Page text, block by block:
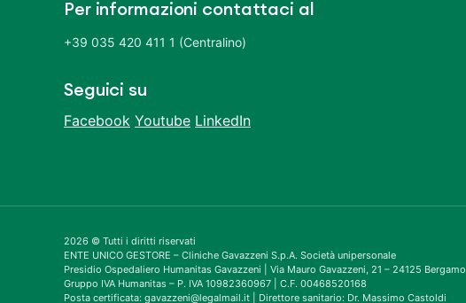
Per informazioni contattaci al
+39 035 420 411 1 (Centralino)
Seguici su
Facebook Youtube LinkedIn
2026 © Tutti i diritti riservati
ENTE UNICO GESTORE – Cliniche Gavazzeni S.p.A. Società unipersonale
Presidio Ospedaliero Humanitas Gavazzeni | Via Mauro Gavazzeni, 21 – 24125 Bergamo
Gruppo IVA Humanitas – P. IVA 10982360967 | C.F. 00468520168
Posta certificata: gavazzeni@legalmail.it | Direttore sanitario: Dr. Massimo Castoldi